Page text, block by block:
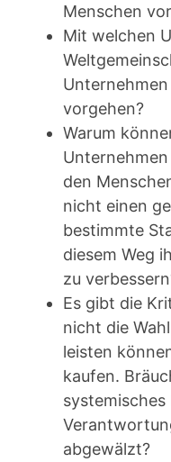
Menschen
Mit welchen
vorgehen?
Warum
den
nicht einen
bestimmte
diesem Weg
zu
Es gibt die
nicht die
leisten
kaufen.
systemisches
abgewälzt?